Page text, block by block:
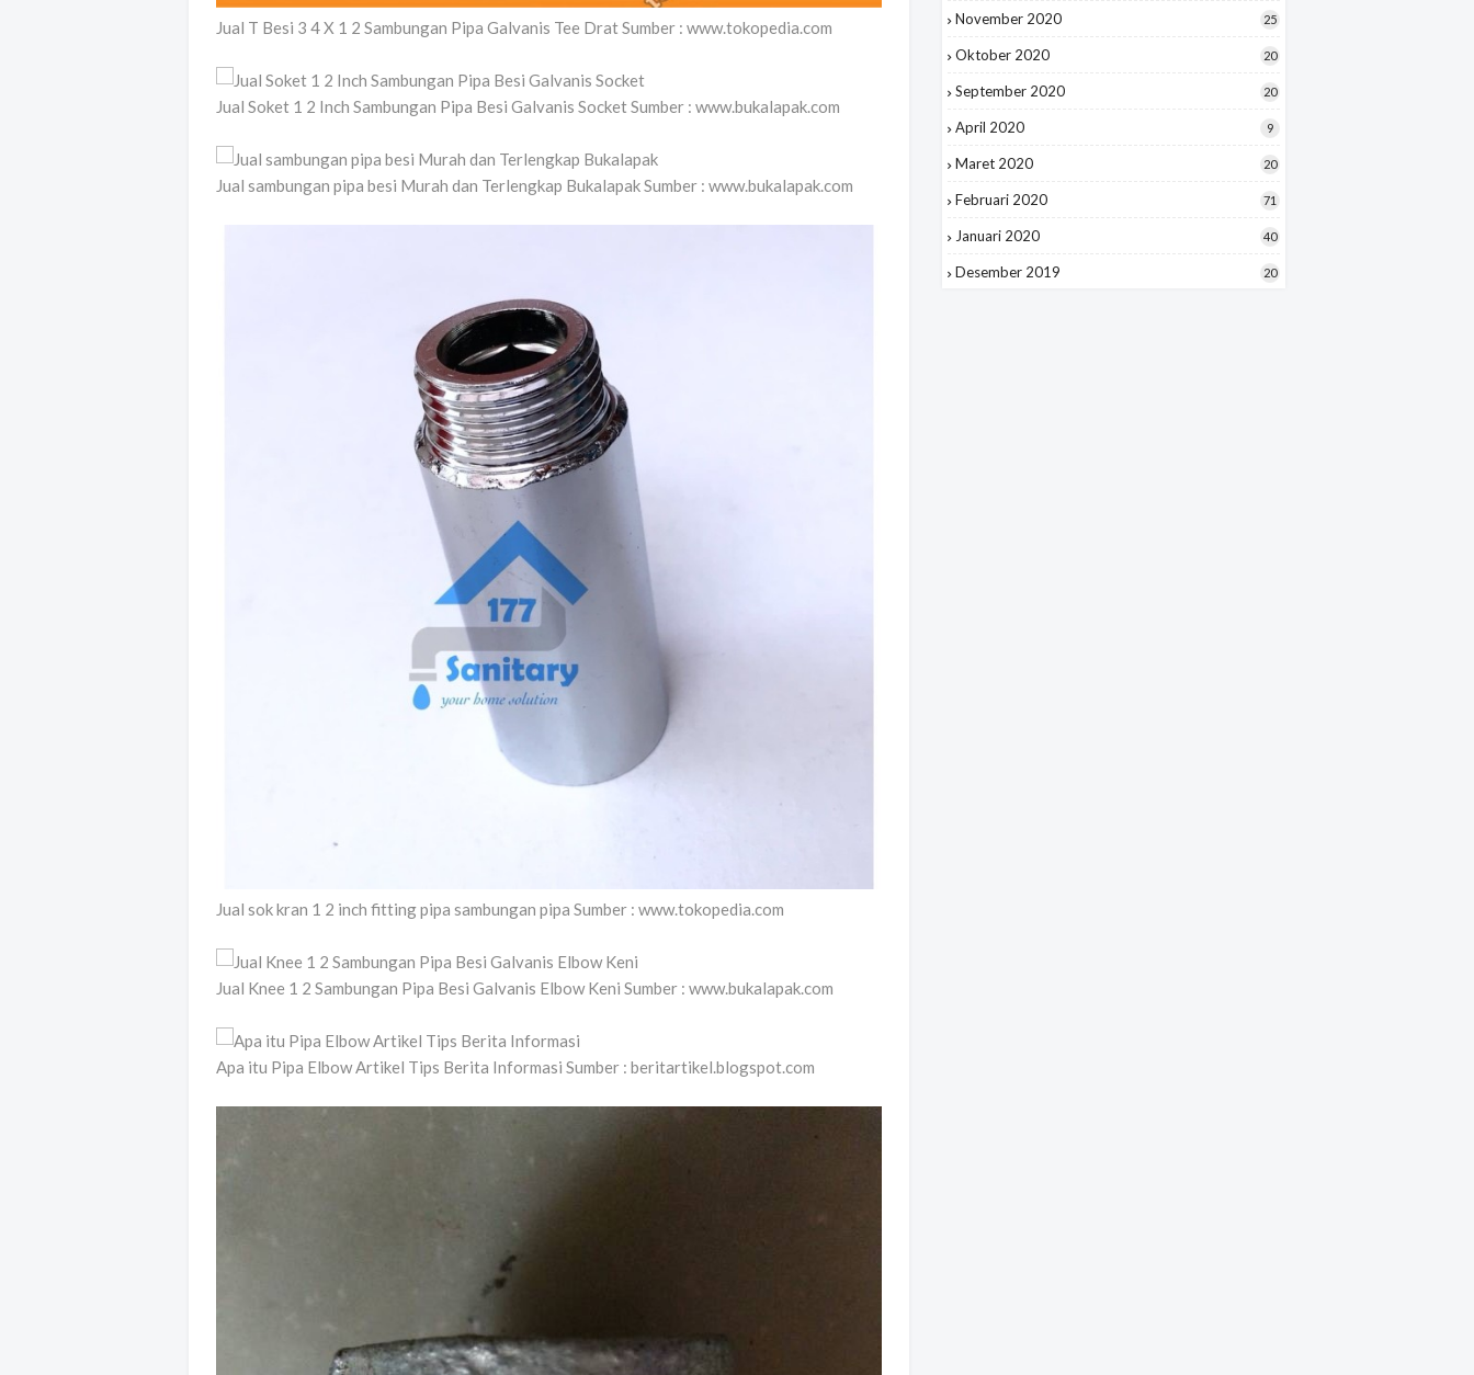
Jual T Besi 3 4 X 1 2 Sambungan Pipa Galvanis Tee Drat Sumber : www.tokopedia.com
Jual Soket 1 2 Inch Sambungan Pipa Besi Galvanis Socket Sumber : www.bukalapak.com
Jual sambungan pipa besi Murah dan Terlengkap Bukalapak Sumber : www.bukalapak.com
Jual sok kran 1 2 inch fitting pipa sambungan pipa Sumber : www.tokopedia.com
Jual Knee 1 2 Sambungan Pipa Besi Galvanis Elbow Keni Sumber : www.bukalapak.com
Apa itu Pipa Elbow Artikel Tips Berita Informasi Sumber : beritartikel.blogspot.com
November 2020 25
Oktober 2020 20
September 2020 20
April 2020 9
Maret 2020 20
Februari 2020 71
Januari 2020 40
Desember 2019 20